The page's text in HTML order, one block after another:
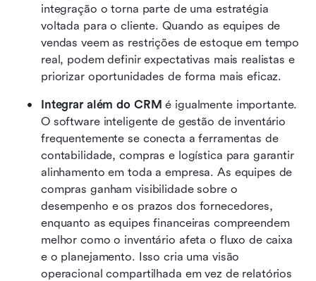
integração o torna parte de uma estratégia
voltada para o cliente. Quando as equipes de
vendas veem as restrições de estoque em tempo
real, podem definir expectativas mais realistas e
priorizar oportunidades de forma mais eficaz.
Integrar além do CRM é igualmente importante.
O software inteligente de gestão de inventário
frequentemente se conecta a ferramentas de
contabilidade, compras e logística para garantir
alinhamento em toda a empresa. As equipes de
compras ganham visibilidade sobre o
desempenho e os prazos dos fornecedores,
enquanto as equipes financeiras compreendem
melhor como o inventário afeta o fluxo de caixa
e o planejamento. Isso cria uma visão
operacional compartilhada em vez de relatórios